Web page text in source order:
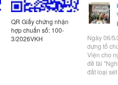
QR Giấy chứng nhận
hợp chuẩn số: 100-
3/2026VKH
QR Giấy
hợp
2/
Ngày 06/
dựng tổ
Viện cho
đề tài
đất loại